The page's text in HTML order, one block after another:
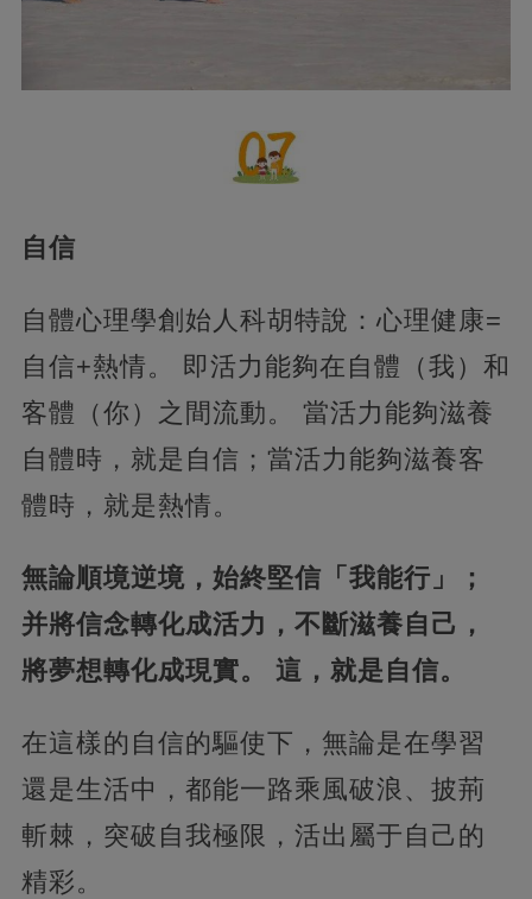
自信
自體心理學創始人科胡特說：心理健康=
自信+熱情。 即活力能夠在自體（我）和
客體（你）之間流動。 當活力能夠滋養
自體時，就是自信；當活力能夠滋養客
體時，就是熱情。
無論順境逆境，始終堅信「我能行」；
并將信念轉化成活力，不斷滋養自己，
將夢想轉化成現實。 這，就是自信。
在這樣的自信的驅使下，無論是在學習
還是生活中，都能一路乘風破浪、披荊
斬棘，突破自我極限，活出屬于自己的
精彩。